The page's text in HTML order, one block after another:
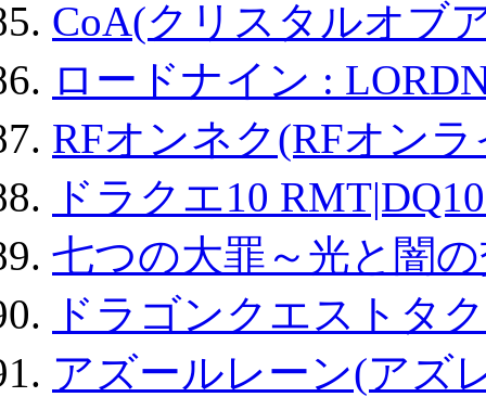
CoA(クリスタルオブ
ロードナイン :
RFオンネク(RFオン
ドラクエ10
七つの大罪～光と闇
ドラゴンクエストタ
アズールレーン(アズ